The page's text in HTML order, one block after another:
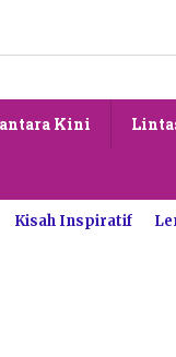
Kini
Kisah Inspiratif